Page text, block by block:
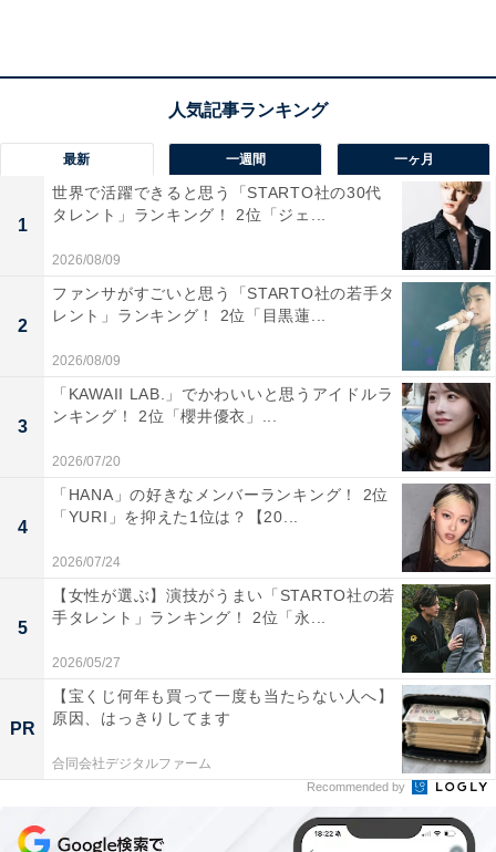
ん。
回答者のコメントを見ると「『金のしゃちほこ』『豪華
な住宅街』『派手好きな文化』など、名古屋のイメージ
があるので」（50代男性／広島県）、「名古屋に住んで
いる人は、お金持ちが多く、嫁入り道具が豪華と聞いた
事があるからです」（50代女性／新潟県）、「大都市で
高級住宅街も多く、企業も集中していて経済的に豊かな
印象があるから」（50代女性／兵庫県）といった声があ
りました。
※回答者のコメントは原文ママです
この記事の執筆者： 坂上 恵
All About ニュースの編集者。オールアバウトに入社後、SNSトレン
ドにフォーカスした記事執筆やSEOライティングの経験を経て、の
ちにAll About ニュースチームのメンバーに加入。現在は旅行・カル
チャー・エンタメなどを中心に企画編集を担当。東京都出身。居酒
屋巡りとスポーツ観戦が生きがい。
...続きを読む
次ページ
7位までの全ランキング結果を見
最新 一週間 一ヶ月
1
世界で活躍できると思う「STARTO社の30代
タレント」ランキング！ 2位「ジェ...
2026/08/09
2
ファンサがすごいと思う「STARTO社の若手タ
レント」ランキング！ 2位「目黒蓮...
2026/08/09
3
「KAWAII LAB.」でかわいいと思うアイドルラ
ンキング！ 2位「櫻井優衣」...
2026/07/20
4
「HANA」の好きなメンバーランキング！ 2位
「YURI」を抑えた1位は？【20...
2026/07/24
5
【女性が選ぶ】演技がうまい「STARTO社の若
手タレント」ランキング！ 2位「永...
2026/05/27
PR
【宝くじ何年も買って一度も当たらない人へ】
原因、はっきりしてます
合同会社デジタルファーム
Recommended by